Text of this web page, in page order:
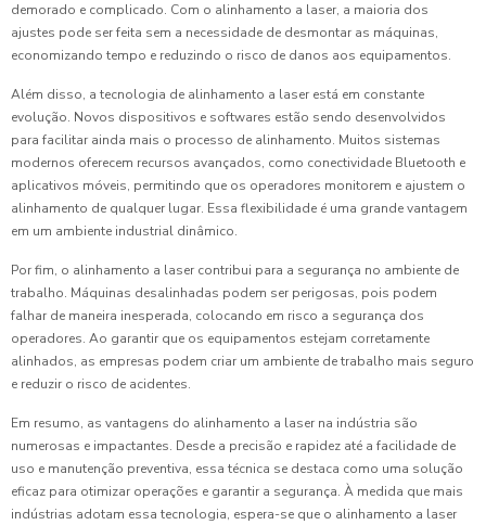
demorado e complicado. Com o alinhamento a laser, a maioria dos
ajustes pode ser feita sem a necessidade de desmontar as máquinas,
economizando tempo e reduzindo o risco de danos aos equipamentos.
Além disso, a tecnologia de alinhamento a laser está em constante
evolução. Novos dispositivos e softwares estão sendo desenvolvidos
para facilitar ainda mais o processo de alinhamento. Muitos sistemas
modernos oferecem recursos avançados, como conectividade Bluetooth e
aplicativos móveis, permitindo que os operadores monitorem e ajustem o
alinhamento de qualquer lugar. Essa flexibilidade é uma grande vantagem
em um ambiente industrial dinâmico.
Por fim, o alinhamento a laser contribui para a segurança no ambiente de
trabalho. Máquinas desalinhadas podem ser perigosas, pois podem
falhar de maneira inesperada, colocando em risco a segurança dos
operadores. Ao garantir que os equipamentos estejam corretamente
alinhados, as empresas podem criar um ambiente de trabalho mais seguro
e reduzir o risco de acidentes.
Em resumo, as vantagens do alinhamento a laser na indústria são
numerosas e impactantes. Desde a precisão e rapidez até a facilidade de
uso e manutenção preventiva, essa técnica se destaca como uma solução
eficaz para otimizar operações e garantir a segurança. À medida que mais
indústrias adotam essa tecnologia, espera-se que o alinhamento a laser